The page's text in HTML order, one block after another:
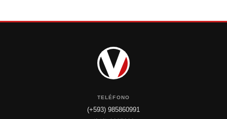
TELÉFONO
(+593) 985860991